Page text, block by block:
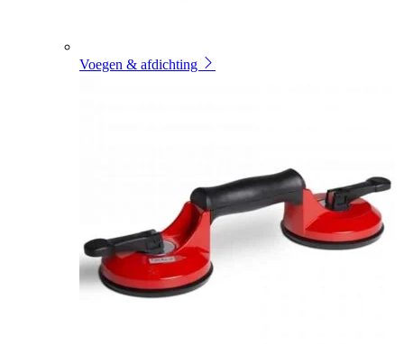
Voegen & afdichting